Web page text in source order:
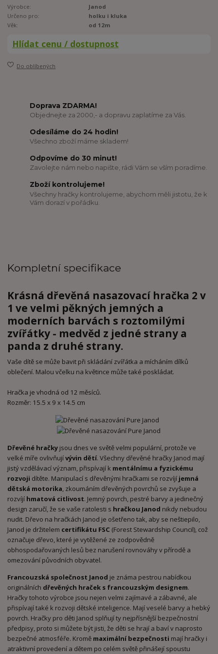
Výrobce:
Janod
Určeno pro:
holku i kluka
Věk:
od 12m
Hlídat cenu / dostupnost
Do oblíbených
Doprava ZDARMA!
Objednejte za 2000,- a dopravu zaplatíme za Vás.
Odesíláme do 24 hodin!
Všechno zboží máme skladem!
Odpovíme do 30 minut!
Zavolejte nám nebo napište, rádi Vám se vším poradíme.
Zboží kontrolujeme!
Všechny hračky kontrolujeme, abychom měli jistotu, že k
Vám dorazí v pořádku.
Kompletní specifikace
Krásná dřevěná nasazovací hračka 2 v
1 ve velmi pěkných jemných a
moderních barvách s roztomilými
zvířátky - medvěd z jedné strany a
panda z druhé strany.
Vaše dítě se může bavit při skládání zvířátka a mícháním dílků
oblečení. Malou včelku na květince může také poskládat.
Hračka je vhodná od 12 měsíců.
Rozměr: 15.5 x 9 x 14.5 cm
Dřevěné hračky jsou dnes ve světě velmi populární, protože ve
velké míře ovlivňujívývin dětí. Všechny dřevěné hračky Janod mají
jistý vzdělávací význam, přispívají k mentálnímu a fyzickému
rozvoji dítěte. Manipulací s dřevěnými hračkami se rozvíjí jemná
dětská motorika , zkoumáním dřevěných povrchů se zvyšuje a
rozvíjí hmatová citlivost. Jemný povrch, pestré barvy a jedinečný
design zaručí, že se vaše ratolesti s hračkou Janod nikdy nebudou
nudit. Dřevo na hračkách Janod je ošetřeno tak, aby se neštiepilo,
Janod je držitelem certifikátu FSC (Forest Stewardship Council), což
označuje dřevo, které je vytěžené ze zodpovědně
obhospodařovaných lesů bez narušení rovnováhy v přírodě a
omezování původních obyvatel.
Francouzská společnost Janod je známa pestrou nabídkou
originálních dřevěných hraček s francouzským designem.
Hračky tohoto výrobce jsou nejen velmi zajímavé a zábavné, ale
přispívají také k rozvoji dětské inteligence. Mají veselé barvy a hebký
povrch. Hračky pro děti Janod splňují ty nejpřísnější bezpečnostní
předpisy, proto si můžete být jisti, že děti se hrají a baví v naprosto
bezpečné atmosféře. Kromě maximální bezpečnosti mají hračky i
atraktivní provedení a dětem po celém světě přinášejí spoustu